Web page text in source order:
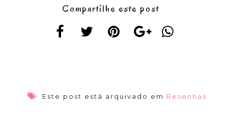
Compartilhe este post
Este post está arquivado em Resenhas